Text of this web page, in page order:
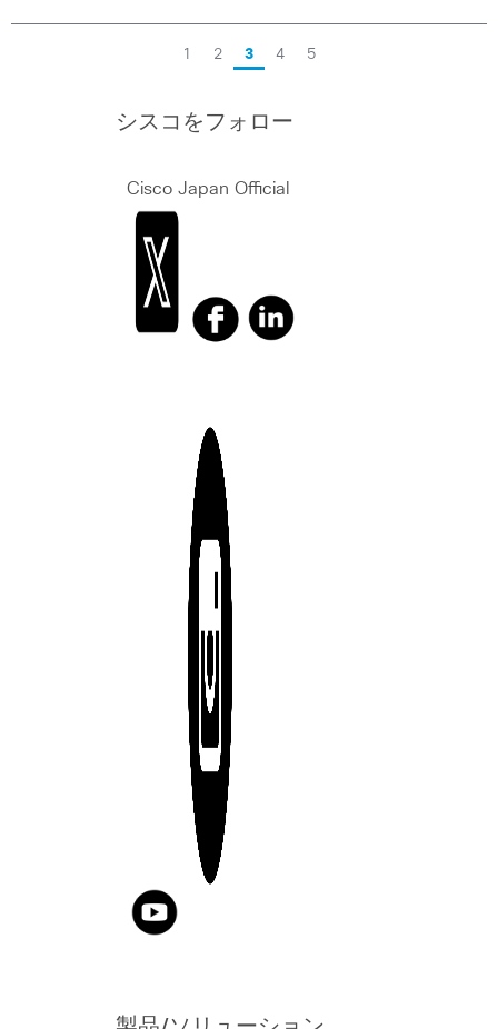
1 2 3 4 5
シスコをフォロー
Cisco Japan Official